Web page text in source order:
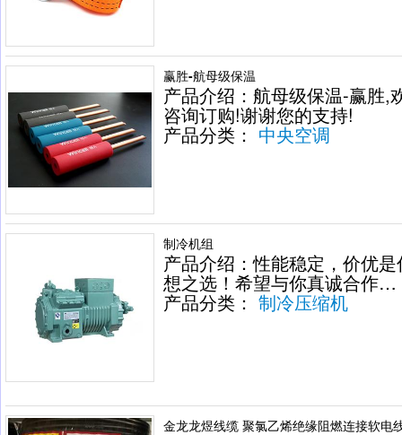
赢胜-航母级保温
产品介绍：航母级保温-赢胜,
咨询订购!谢谢您的支持!
产品分类： 中央空调
制冷机组
产品介绍：性能稳定，价优是
想之选！希望与你真诚合作…
产品分类： 制冷压缩机
金龙龙煜线缆 聚氯乙烯绝缘阻燃连接软电